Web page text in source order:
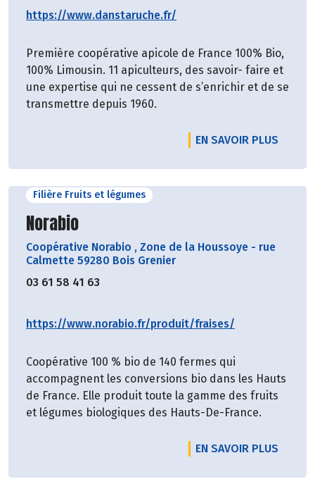
https://www.danstaruche.fr/
Première coopérative apicole de France 100% Bio,
100% Limousin. 11 apiculteurs, des savoir- faire et
une expertise qui ne cessent de s’enrichir et de se
transmettre depuis 1960.
EN SAVOIR PLUS
Filière Fruits et légumes
Découvrir le producteur
Norabio
Coopérative Norabio , Zone de la Houssoye - rue
Calmette 59280 Bois Grenier
03 61 58 41 63
https://www.norabio.fr/produit/fraises/
Coopérative 100 % bio de 140 fermes qui
accompagnent les conversions bio dans les Hauts
de France. Elle produit toute la gamme des fruits
et légumes biologiques des Hauts-De-France.
EN SAVOIR PLUS